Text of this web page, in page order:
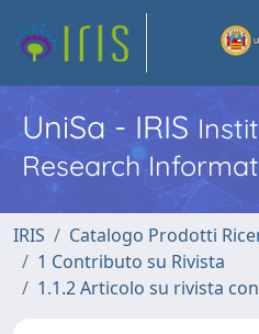
UniSa - IRIS
Research
IRIS
Catalogo Prodotti
1 Contributo su Rivista
1.1.2 Articolo su rivista con